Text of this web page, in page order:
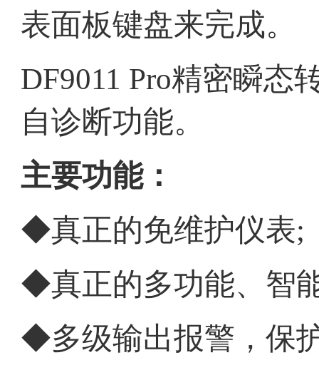
表面板键盘来完成。
DF9011 Pro精密瞬态
自诊断功能。
主要功能：
◆真正的免维护仪表;
◆真正的多功能、智
◆多级输出报警，保